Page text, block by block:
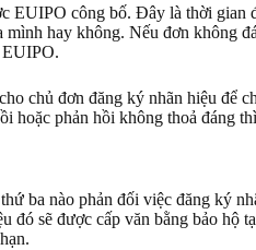
EUIPO công bố. Đây là thời gian
mình hay không. Nếu đơn không
EUIPO.
chủ đơn đăng ký nhãn hiệu để
hoặc phản hồi không thoả đáng
ba nào phản đối việc đăng ký
đó sẽ được cấp văn bằng bảo hộ